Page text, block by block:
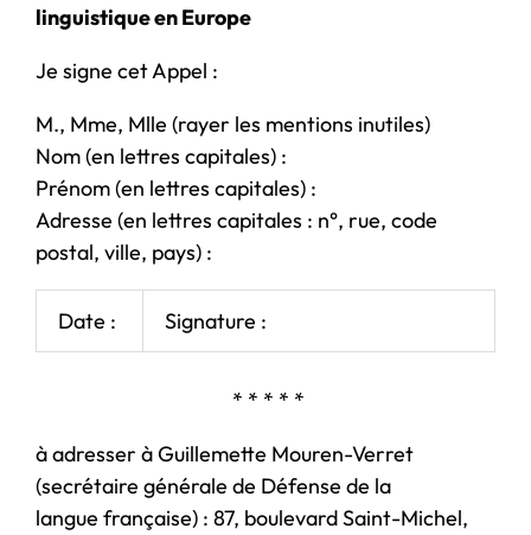
linguistique en Europe
Je signe cet Appel :
M., Mme, Mlle (rayer les mentions inutiles)
Nom (en lettres capitales) :
Prénom (en lettres capitales) :
Adresse (en lettres capitales : n°, rue, code
postal, ville, pays) :
Date : Signature :
* * * * *
à adresser à Guillemette Mouren-Verret
(secrétaire générale de Défense de la
langue française) : 87, boulevard Saint-Michel,